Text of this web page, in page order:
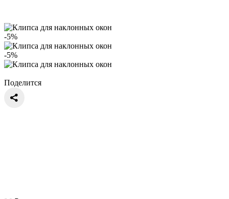
-5%
-5%
Поделится